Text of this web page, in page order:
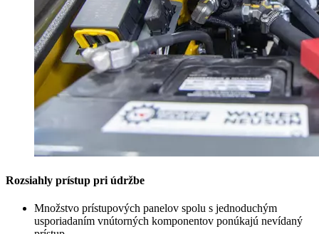
Rozsiahly prístup pri údržbe
Množstvo prístupových panelov spolu s jednoduchým
usporiadaním vnútorných komponentov ponúkajú nevídaný